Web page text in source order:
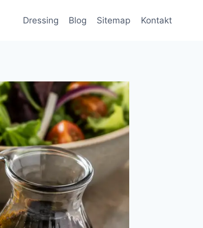
Dressing Blog Sitemap Kontakt